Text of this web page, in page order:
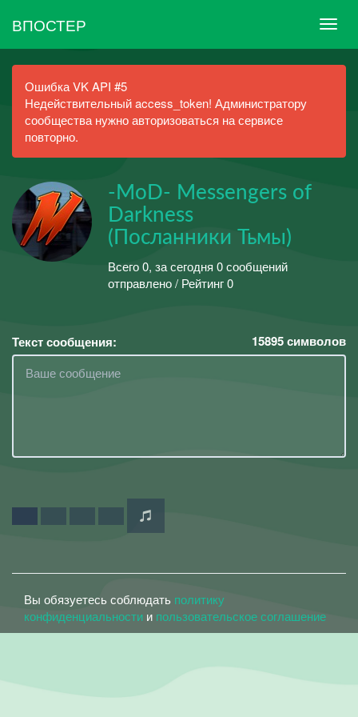
ВПОСТЕР
Ошибка VK API #5
Недействительный access_token! Администратору
сообщества нужно авторизоваться на сервисе
повторно.
-MoD- Messengers of
Darkness
(Посланники Тьмы)
Всего 0, за сегодня 0 сообщений
отправлено / Рейтинг 0
Текст сообщения: 15895символов
Вы обязуетесь соблюдать политику
конфиденциальности и пользовательское соглашение